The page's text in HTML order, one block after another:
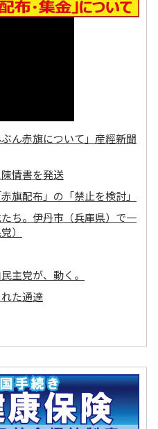
ん赤旗について」産經新聞
情書を発送
旗配布」の「禁止を検討」
ち。伊丹市（兵庫県）で一
）
主党が、動く。
た通達